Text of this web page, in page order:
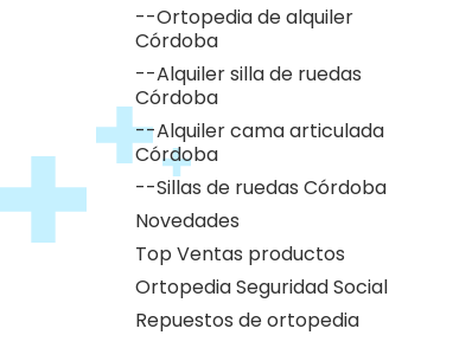
--Ortopedia de alquiler
Córdoba
--Alquiler silla de ruedas
Córdoba
--Alquiler cama articulada
Córdoba
--Sillas de ruedas Córdoba
Novedades
Top Ventas productos
Ortopedia Seguridad Social
Repuestos de ortopedia